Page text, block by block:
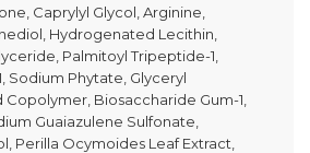
Caprylyl Glycol, Arginine,
Hydrogenated Lecithin,
Palmitoyl Tripeptide-1,
Sodium Phytate, Glyceryl
Biosaccharide Gum-1,
Guaiazulene Sulfonate,
Perilla Ocymoides Leaf Extract,